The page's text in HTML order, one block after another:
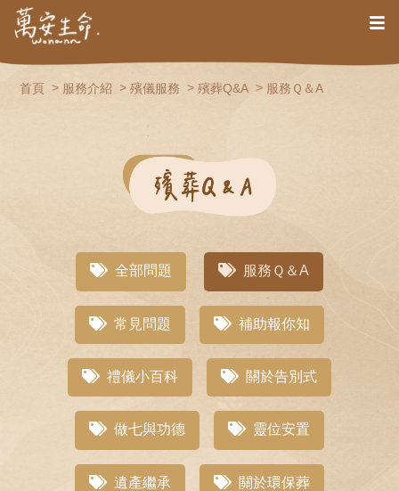
首頁 服務介紹 殯儀服務 殯葬Q&A 服務Ｑ＆A
全部問題 服務Ｑ＆A
常見問題 補助報你知
禮儀小百科 關於告別式
做七與功德 靈位安置
遺產繼承 關於環保葬